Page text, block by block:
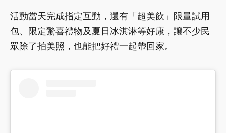
活動當天完成指定互動，還有「超美飲」限量試用
包、限定驚喜禮物及夏日冰淇淋等好康，讓不少民
眾除了拍美照，也能把好禮一起帶回家。